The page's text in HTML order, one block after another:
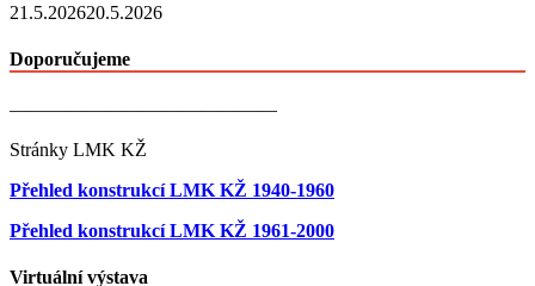
21.5.202620.5.2026
Doporučujeme
——————————————
Stránky LMK KŽ
Přehled konstrukcí LMK KŽ 1940-1960
Přehled konstrukcí LMK KŽ 1961-2000
Virtuální výstava